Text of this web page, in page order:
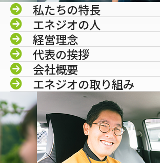
私たちの特長
エネジオの人
経営理念
代表の挨拶
会社概要
エネジオの取り組み